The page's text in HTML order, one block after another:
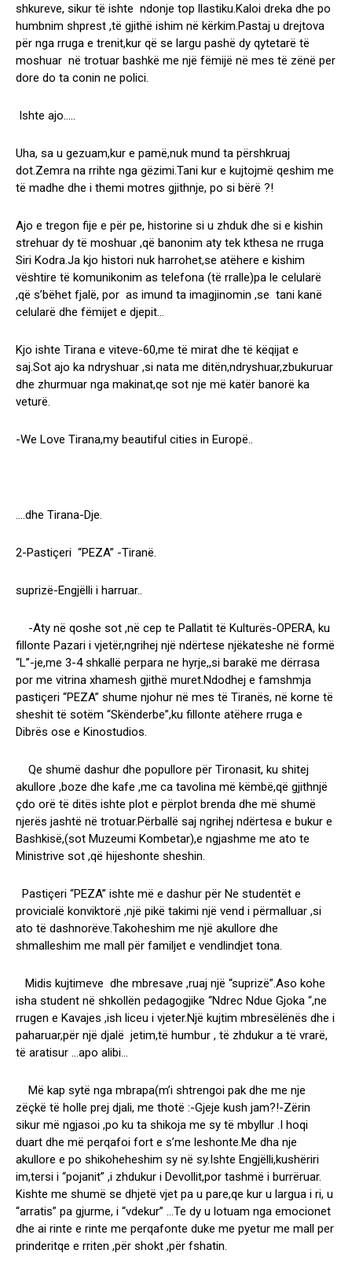
shkureve, sikur të ishte ndonje top llastiku.Kaloi dreka dhe po
humbnim shprest ,të gjithë ishim në kërkim.Pastaj u drejtova
për nga rruga e trenit,kur që se largu pashë dy qytetarë të
moshuar në trotuar bashkë me një fëmijë në mes të zënë per
dore do ta conin ne polici.
Ishte ajo…..
Uha, sa u gezuam,kur e pamë,nuk mund ta përshkruaj
dot.Zemra na rrihte nga gëzimi.Tani kur e kujtojmë qeshim me
të madhe dhe i themi motres gjithnje, po si bërë ?!
Ajo e tregon fije e për pe, historine si u zhduk dhe si e kishin
strehuar dy të moshuar ,që banonim aty tek kthesa ne rruga
Siri Kodra.Ja kjo histori nuk harrohet,se atëhere e kishim
vështire të komunikonim as telefona (të rralle)pa le celularë
,që s’bëhet fjalë, por as imund ta imagjinomin ,se tani kanë
celularë dhe fëmijet e djepit…
Kjo ishte Tirana e viteve-60,me të mirat dhe të këqijat e
saj.Sot ajo ka ndryshuar ,si nata me ditën,ndryshuar,zbukuruar
dhe zhurmuar nga makinat,qe sot nje më katër banorë ka
veturë.
-We Love Tirana,my beautiful cities in Europë..
….dhe Tirana-Dje.
2-Pastiçeri “PEZA” -Tiranë.
suprizë-Engjëlli i harruar..
-Aty në qoshe sot ,në cep te Pallatit të Kulturës-OPERA, ku
fillonte Pazari i vjetër,ngrihej një ndërtese njëkateshe në formë
“L”-je,me 3-4 shkallë perpara ne hyrje,,si barakë me dërrasa
por me vitrina xhamesh gjithë muret.Ndodhej e famshmja
pastiçeri “PEZA” shume njohur në mes të Tiranës, në korne të
sheshit të sotëm “Skënderbe”,ku fillonte atëhere rruga e
Dibrës ose e Kinostudios.
Qe shumë dashur dhe popullore për Tironasit, ku shitej
akullore ,boze dhe kafe ,me ca tavolina më këmbë,që gjithnjë
çdo orë të ditës ishte plot e përplot brenda dhe më shumë
njerës jashtë në trotuar.Përballë saj ngrihej ndërtesa e bukur e
Bashkisë,(sot Muzeumi Kombetar),e ngjashme me ato te
Ministrive sot ,që hijeshonte sheshin.
Pastiçeri “PEZA” ishte më e dashur për Ne studentët e
provicialë konviktorë ,një pikë takimi një vend i përmalluar ,si
ato të dashnorëve.Takoheshim me një akullore dhe
shmalleshim me mall për familjet e vendlindjet tona.
Midis kujtimeve dhe mbresave ,ruaj një “suprizë”.Aso kohe
isha student në shkollën pedagogjike “Ndrec Ndue Gjoka “,ne
rrugen e Kavajes ,ish liceu i vjeter.Një kujtim mbresëlënës dhe i
paharuar,për një djalë jetim,të humbur , të zhdukur a të vrarë,
të aratisur …apo alibi…
Më kap sytë nga mbrapa(m’i shtrengoi pak dhe me nje
zëçkë të holle prej djali, me thotë :-Gjeje kush jam?!-Zërin
sikur më ngjasoi ,po ku ta shikoja me sy të mbyllur .I hoqi
duart dhe më perqafoi fort e s’me leshonte.Me dha nje
akullore e po shikoheheshim sy në sy.Ishte Engjëlli,kushëriri
im,tersi i “pojanit” ,i zhdukur i Devollit,por tashmë i burrëruar.
Kishte me shumë se dhjetë vjet pa u pare,qe kur u largua i ri, u
“arratis” pa gjurme, i “vdekur” …Te dy u lotuam nga emocionet
dhe ai rinte e rinte me perqafonte duke me pyetur me mall per
prinderitqe e rriten ,për shokt ,për fshatin.